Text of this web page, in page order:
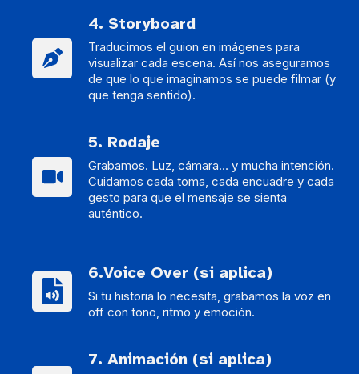
4. Storyboard
Traducimos el guion en imágenes para
visualizar cada escena. Así nos aseguramos
de que lo que imaginamos se puede filmar (y
que tenga sentido).
5. Rodaje
Grabamos. Luz, cámara… y mucha intención.
Cuidamos cada toma, cada encuadre y cada
gesto para que el mensaje se sienta
auténtico.
6.Voice Over (si aplica)
Si tu historia lo necesita, grabamos la voz en
off con tono, ritmo y emoción.
7. Animación (si aplica)